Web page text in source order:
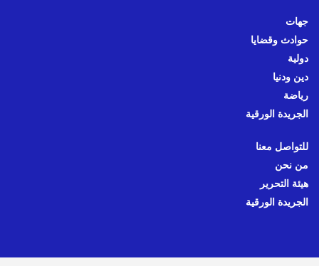
جهات
حوادث وقضايا
دولية
دين ودنيا
رياضة
الجريدة الورقية
للتواصل معنا
من نحن
هيئة التحرير
الجريدة الورقية